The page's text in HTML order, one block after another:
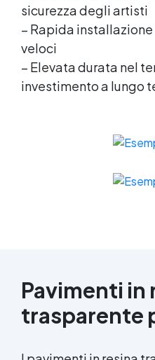
sicurezza degli artisti
– Rapida
veloci
– Elevata durata nel
investimento a lungo
Pavimenti in
trasparente